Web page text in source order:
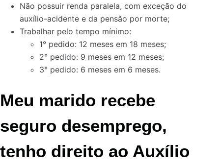
Não possuir renda paralela, com exceção do
auxílio-acidente e da pensão por morte;
Trabalhar pelo tempo mínimo:
1° pedido: 12 meses em 18 meses;
2° pedido: 9 meses em 12 meses;
3° pedido: 6 meses em 6 meses.
Meu marido recebe
seguro desemprego,
tenho direito ao Auxílio